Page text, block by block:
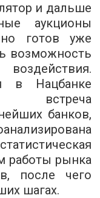
и дальше
аукционы
готов уже
возможность
в Нацбанке
встреча
банков,
работы рынка
после чего
шагах.